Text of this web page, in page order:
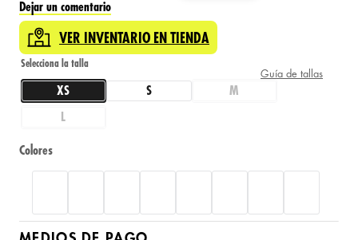
Dejar un comentario
VER INVENTARIO EN TIENDA
Guía de tallas
XS S M
L
Colores